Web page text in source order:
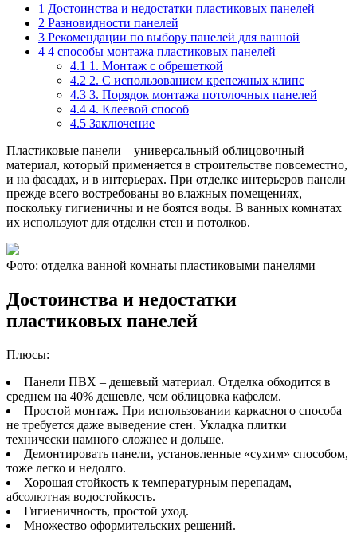
1 Достоинства и недостатки пластиковых панелей
2 Разновидности панелей
3 Рекомендации по выбору панелей для ванной
4 4 способы монтажа пластиковых панелей
4.1 1. Монтаж с обрешеткой
4.2 2. С использованием крепежных клипс
4.3 3. Порядок монтажа потолочных панелей
4.4 4. Клеевой способ
4.5 Заключение
Пластиковые панели – универсальный облицовочный
материал, который применяется в строительстве повсеместно,
и на фасадах, и в интерьерах. При отделке интерьеров панели
прежде всего востребованы во влажных помещениях,
поскольку гигиеничны и не боятся воды. В ванных комнатах
их используют для отделки стен и потолков.
Фото: отделка ванной комнаты пластиковыми панелями
Достоинства и недостатки
пластиковых панелей
Плюсы:
Панели ПВХ – дешевый материал. Отделка обходится в
среднем на 40% дешевле, чем облицовка кафелем.
Простой монтаж. При использовании каркасного способа
не требуется даже выведение стен. Укладка плитки
технически намного сложнее и дольше.
Демонтировать панели, установленные «сухим» способом,
тоже легко и недолго.
Хорошая стойкость к температурным перепадам,
абсолютная водостойкость.
Гигиеничность, простой уход.
Множество оформительских решений.